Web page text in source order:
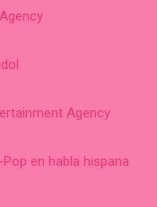
Agency
en habla hispana